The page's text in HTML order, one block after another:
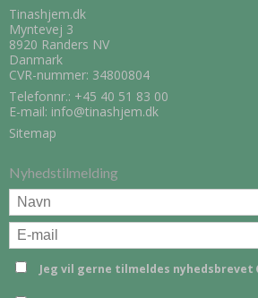
Tinashjem.dk
Myntevej 3
8920 Randers NV
Danmark
CVR-nummer: 34800804
Telefonnr.: +45 40 51 83 00
E-mail: info@tinashjem.dk
Sitemap
Nyhedstilmelding
Jeg vil gerne tilmeldes nyhedsbrevet